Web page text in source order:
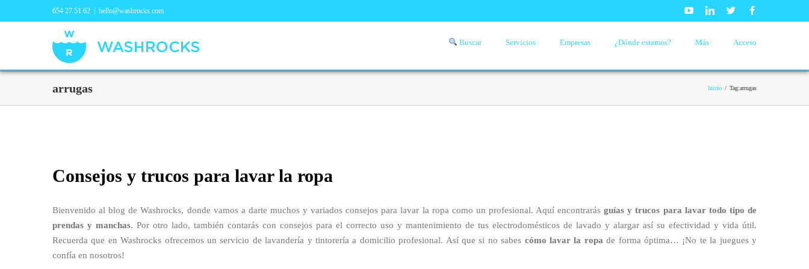
654 27 51 62 | hello@washrocks.com YoutubeLinkedinTwitter
Buscar Servicios Empresas ¿Dónde estamos? Más Acceso
arrugas Inicio / Tag:arrugas
Consejos y trucos para lavar la ropa
Bienvenido al blog de Washrocks, donde vamos a darte muchos y variados consejos para lavar la ropa como un profesional. Aquí encontrarásguías y trucos para lavar todo tipo de
prendas y manchas. Por otro lado, también contarás con consejos para el correcto uso y mantenimiento de tus electrodomésticos de lavado y alargar así su efectividad y vida útil.
Recuerda que en Washrocks ofrecemos un servicio de lavandería y tintorería a domicilio profesional. Así que si no sabes cómo lavar la ropa de forma óptima… ¡No te la juegues y
confía en nosotros!